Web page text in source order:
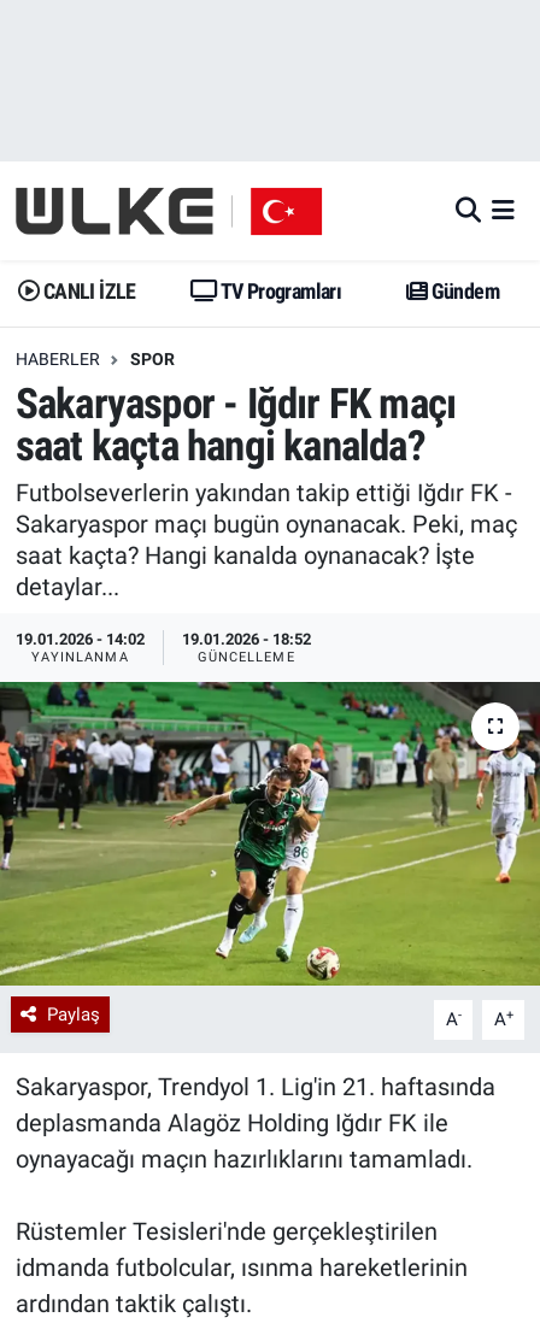
CANLI İZLE TV Programları Gündem
HABERLER SPOR
Sakaryaspor - Iğdır FK maçı
saat kaçta hangi kanalda?
Futbolseverlerin yakından takip ettiği Iğdır FK -
Sakaryaspor maçı bugün oynanacak. Peki, maç
saat kaçta? Hangi kanalda oynanacak? İşte
detaylar...
19.01.2026 - 14:02
YAYINLANMA
19.01.2026 - 18:52
GÜNCELLEME
Paylaş A- A+
Sakaryaspor, Trendyol 1. Lig'in 21. haftasında
deplasmanda Alagöz Holding Iğdır FK ile
oynayacağı maçın hazırlıklarını tamamladı.
Rüstemler Tesisleri'nde gerçekleştirilen
idmanda futbolcular, ısınma hareketlerinin
ardından taktik çalıştı.
Gündem
Dünya
Erişim Bilgileri
Ekonomi
Trend
Özel Haberler
Yazarlar
Gündem
Trend
Erişim Bilgileri
Spor
Ekonomi
Dünya
Medya
Özel Haberler
Kadın
Erişim Bilgileri
Sağlık
Teknoloji
Ramazan
İstanbul Namaz Vakitleri
Trafik Durumu
Erişim Bilgileri
Tüm Manşetler
Son Dakika Haberleri
Haber Arşivi